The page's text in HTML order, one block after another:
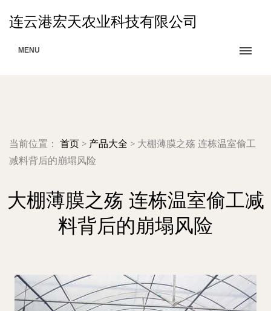
连云港宏天农业科技有限公司
MENU
当前位置： 首页 > 产品大全 > 大棚薄膜之殇 连栋温室偷工
减料背后的崩塌风险
大棚薄膜之殇 连栋温室偷工减
料背后的崩塌风险